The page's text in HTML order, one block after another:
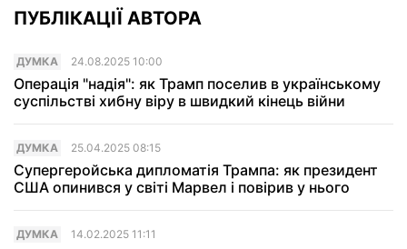
ПУБЛІКАЦІЇ АВТОРА
ДУМКА 24.08.2025 10:00
Операція "надія": як Трамп поселив в українському
суспільстві хибну віру в швидкий кінець війни
ДУМКА 25.04.2025 08:15
Супергеройська дипломатія Трампа: як президент
США опинився у світі Марвел і повірив у нього
ДУМКА 14.02.2025 11:11